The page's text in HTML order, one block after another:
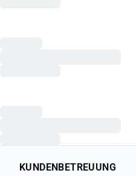
KUNDENBETREUUNG